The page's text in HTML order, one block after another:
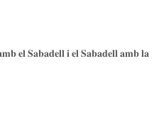
𝐒𝐚𝐛𝐚𝐝𝐞𝐥𝐥 𝐢 𝐞𝐥 𝐒𝐚𝐛𝐚𝐝𝐞𝐥𝐥 𝐚𝐦𝐛 𝐥𝐚